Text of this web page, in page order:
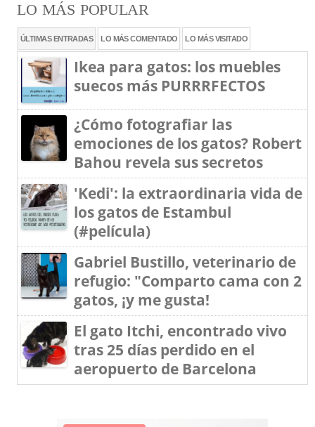
LO MÁS POPULAR
ÚLTIMAS ENTRADAS LO MÁS COMENTADO LO MÁS VISITADO
Ikea para gatos: los muebles
suecos más PURRRFECTOS
¿Cómo fotografiar las
emociones de los gatos? Robert
Bahou revela sus secretos
'Kedi': la extraordinaria vida de
los gatos de Estambul
(#película)
Gabriel Bustillo, veterinario de
refugio: "Comparto cama con 2
gatos, ¡y me gusta!
El gato Itchi, encontrado vivo
tras 25 días perdido en el
aeropuerto de Barcelona